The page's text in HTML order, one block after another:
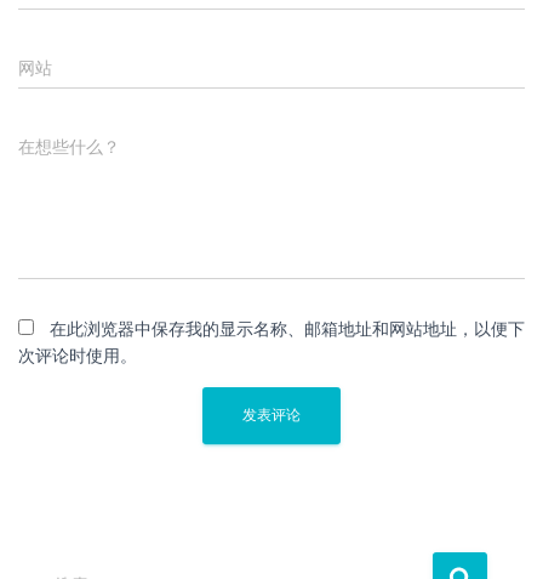
网站
在想些什么？
在此浏览器中保存我的显示名称、邮箱地址和网站地址，以便下
次评论时使用。